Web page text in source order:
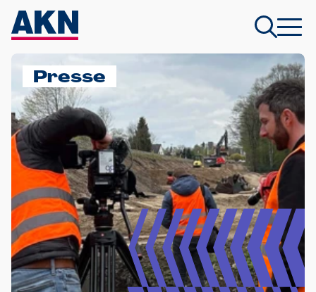
Presse